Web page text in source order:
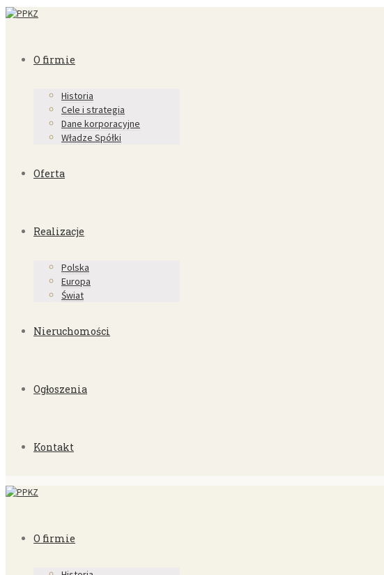
O firmie
Historia
Cele i strategia
Dane korporacyjne
Władze Spółki
Oferta
Realizacje
Polska
Europa
Świat
Nieruchomości
Ogłoszenia
Kontakt
O firmie